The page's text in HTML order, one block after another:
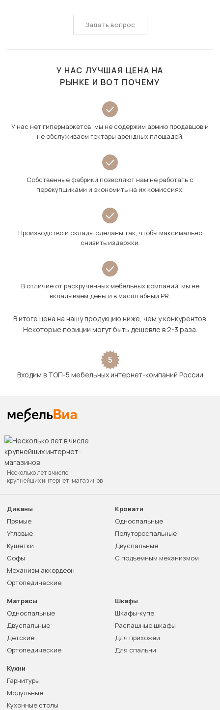
Задать вопрос
У НАС ЛУЧШАЯ ЦЕНА НА
РЫНКЕ И ВОТ ПОЧЕМУ
У нас нет гипермаркетов: мы не содержим армию продавцов и
не обслуживаем гектары арендных площадей.
Собственные фабрики позволяют нам не работать с
перекупщиками и экономить на их комиссиях.
Производство и склады сделаны так, чтобы максимально
снизить издержки.
В отличие от раскрученных мебельных компаний, мы не
вкладываем деньги в масштабный PR.
В итоге цена на нашу продукцию ниже, чем у конкурентов.
Некоторые позиции могут быть дешевле в 2-3 раза.
5
Входим в ТОП-5 мебельных интернет-компаний России
Несколько лет в числе
крупнейших интернет-магазинов
Диваны
Прямые
Угловые
Кушетки
Софы
Механизм аккордеон
Ортопедические
Кровати
Односпальные
Полутороспальные
Двуспальные
С подъемным механизмом
Матрасы
Односпальные
Двуспальные
Детские
Ортопедические
Шкафы
Шкафы-купе
Распашные шкафы
Для прихожей
Для спальни
Кухни
Гарнитуры
Модульные
Кухонные столы